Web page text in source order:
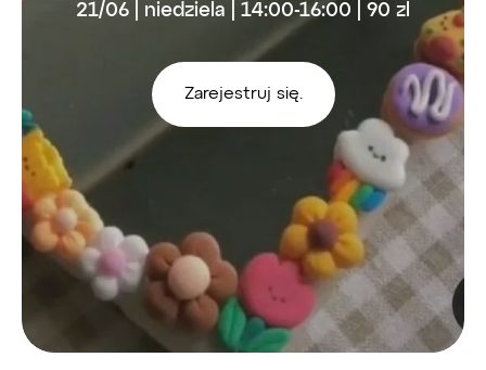
21/06 | niedziela | 14:00-16:00 | 90 zl
Zarejestruj się.